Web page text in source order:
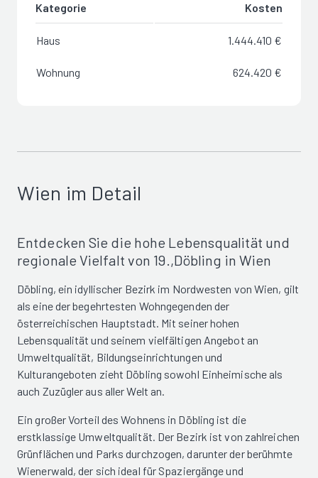
Kategorie Kosten
Haus 1.444.410 €
Wohnung 624.420 €
Wien im Detail
Entdecken Sie die hohe Lebensqualität und
regionale Vielfalt von 19.,Döbling in Wien
Döbling, ein idyllischer Bezirk im Nordwesten von Wien, gilt
als eine der begehrtesten Wohngegenden der
österreichischen Hauptstadt. Mit seiner hohen
Lebensqualität und seinem vielfältigen Angebot an
Umweltqualität, Bildungseinrichtungen und
Kulturangeboten zieht Döbling sowohl Einheimische als
auch Zuzügler aus aller Welt an.
Ein großer Vorteil des Wohnens in Döbling ist die
erstklassige Umweltqualität. Der Bezirk ist von zahlreichen
Grünflächen und Parks durchzogen, darunter der berühmte
Wienerwald, der sich ideal für Spaziergänge und